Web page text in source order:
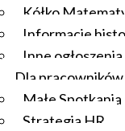
Kółko
Informacje
Inne ogłoszenia
Dla pracowników
Małe
Strategia HR